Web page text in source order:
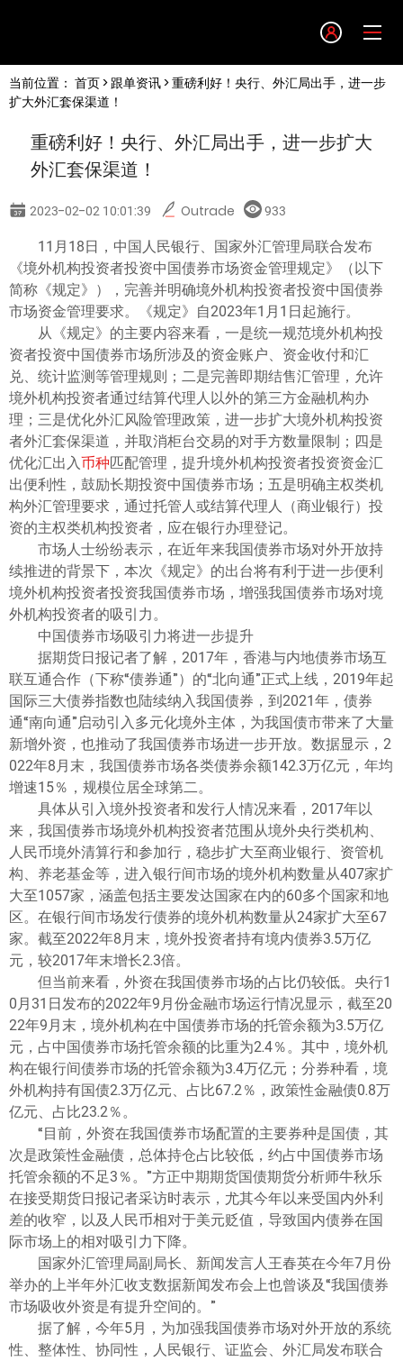
English
简体中文
한글
日本語
Tiếng việt
ไทย
当前位置： 首页> 跟单资讯> 重磅利好！央行、外汇局出手，进一步
扩大外汇套保渠道！
重磅利好！央行、外汇局出手，进一步扩大
外汇套保渠道！
2023-02-02 10:01:39 Outrade 933
11月18日，中国人民银行、国家外汇管理局联合发布
《境外机构投资者投资中国债券市场资金管理规定》（以下
简称《规定》），完善并明确境外机构投资者投资中国债券
市场资金管理要求。《规定》自2023年1月1日起施行。
从《规定》的主要内容来看，一是统一规范境外机构投
资者投资中国债券市场所涉及的资金账户、资金收付和汇
兑、统计监测等管理规则；二是完善即期结售汇管理，允许
境外机构投资者通过结算代理人以外的第三方金融机构办
理；三是优化外汇风险管理政策，进一步扩大境外机构投资
者外汇套保渠道，并取消柜台交易的对手方数量限制；四是
优化汇出入币种匹配管理，提升境外机构投资者投资资金汇
出便利性，鼓励长期投资中国债券市场；五是明确主权类机
构外汇管理要求，通过托管人或结算代理人（商业银行）投
资的主权类机构投资者，应在银行办理登记。
市场人士纷纷表示，在近年来我国债券市场对外开放持
续推进的背景下，本次《规定》的出台将有利于进一步便利
境外机构投资者投资我国债券市场，增强我国债券市场对境
外机构投资者的吸引力。
中国债券市场吸引力将进一步提升
据期货日报记者了解，2017年，香港与内地债券市场互
联互通合作（下称“债券通”）的“北向通”正式上线，2019年起
国际三大债券指数也陆续纳入我国债券，到2021年，债券
通“南向通”启动引入多元化境外主体，为我国债市带来了大量
新增外资，也推动了我国债券市场进一步开放。数据显示，2
022年8月末，我国债券市场各类债券余额142.3万亿元，年均
增速15％，规模位居全球第二。
具体从引入境外投资者和发行人情况来看，2017年以
来，我国债券市场境外机构投资者范围从境外央行类机构、
人民币境外清算行和参加行，稳步扩大至商业银行、资管机
构、养老基金等，进入银行间市场的境外机构数量从407家扩
大至1057家，涵盖包括主要发达国家在内的60多个国家和地
区。在银行间市场发行债券的境外机构数量从24家扩大至67
家。截至2022年8月末，境外投资者持有境内债券3.5万亿
元，较2017年末增长2.3倍。
但当前来看，外资在我国债券市场的占比仍较低。央行1
0月31日发布的2022年9月份金融市场运行情况显示，截至20
22年9月末，境外机构在中国债券市场的托管余额为3.5万亿
元，占中国债券市场托管余额的比重为2.4％。其中，境外机
构在银行间债券市场的托管余额为3.4万亿元；分券种看，境
外机构持有国债2.3万亿元、占比67.2％，政策性金融债0.8万
亿元、占比23.2％。
“目前，外资在我国债券市场配置的主要券种是国债，其
次是政策性金融债，总体持仓占比较低，约占中国债券市场
托管余额的不足3％。”方正中期期货国债期货分析师牛秋乐
在接受期货日报记者采访时表示，尤其今年以来受国内外利
差的收窄，以及人民币相对于美元贬值，导致国内债券在国
际市场上的相对吸引力下降。
国家外汇管理局副局长、新闻发言人王春英在今年7月份
举办的上半年外汇收支数据新闻发布会上也曾谈及“我国债券
市场吸收外资是有提升空间的。”
据了解，今年5月，为加强我国债券市场对外开放的系统
性、整体性、协同性，人民银行、证监会、外汇局发布联合